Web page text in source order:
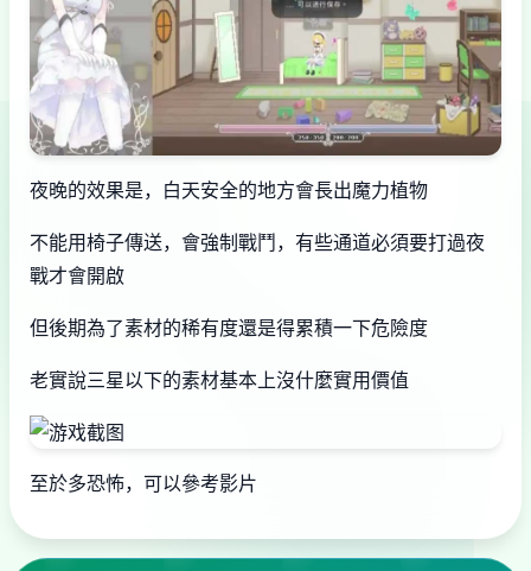
夜晚的效果是，白天安全的地方會長出魔力植物
不能用椅子傳送，會強制戰鬥，有些通道必須要打過夜
戰才會開啟
但後期為了素材的稀有度還是得累積一下危險度
老實說三星以下的素材基本上沒什麼實用價值
至於多恐怖，可以參考影片